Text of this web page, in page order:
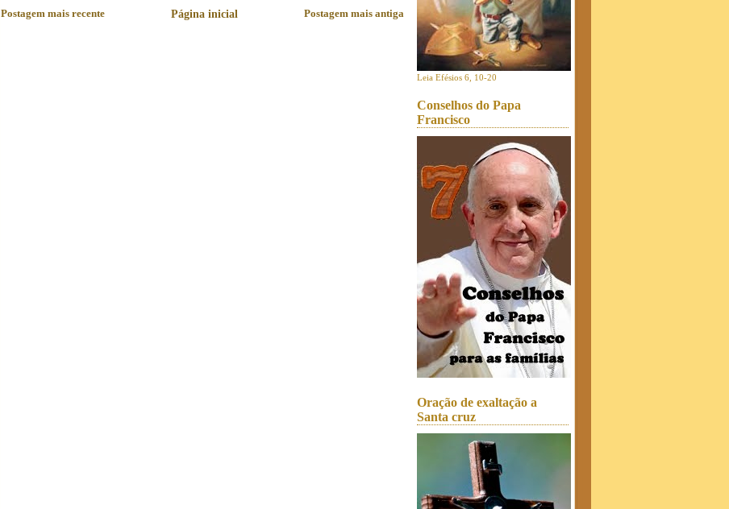
Postagem mais recente Postagem mais antiga
Página inicial
Leia Efésios 6, 10-20
Conselhos do Papa
Francisco
Oração de exaltação a
Santa cruz